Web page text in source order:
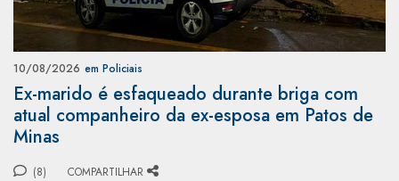
10/08/2026 em Policiais
Ex-marido é esfaqueado durante briga com
atual companheiro da ex-esposa em Patos de
Minas
(8) COMPARTILHAR